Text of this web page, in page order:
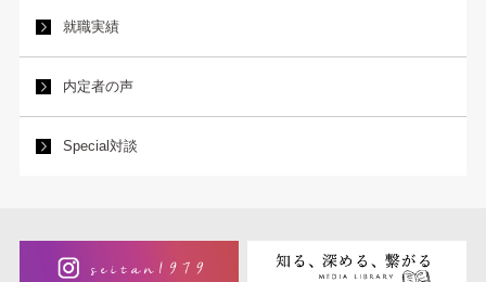
就職実績
内定者の声
Special対談